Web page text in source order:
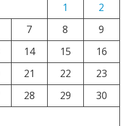
1
2
7 8
9
14 15
16
21 22
23
28 29
30